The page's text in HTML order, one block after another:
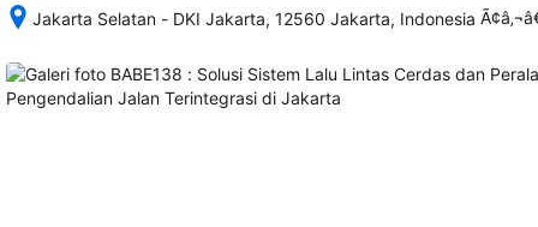
Jakarta Selatan - DKI Jakarta, 12560 Jakarta, Indonesia
memesan,
semua
rincian